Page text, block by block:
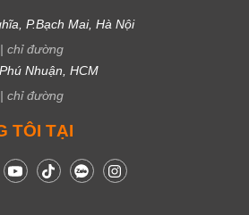
P.Bạch Mai, Hà Nội
| chỉ đường
Nhuận, HCM
| chỉ đường
TÔI TẠI